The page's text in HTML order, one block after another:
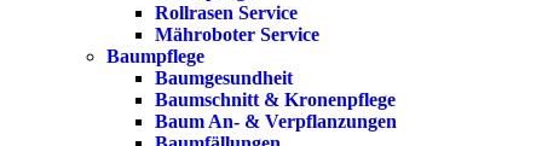
Rollrasen Service
Mähroboter Service
Baumpflege
Baumgesundheit
Baumschnitt & Kronenpflege
Baum An- & Verpflanzungen